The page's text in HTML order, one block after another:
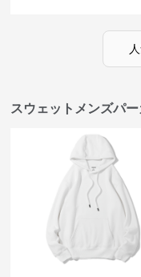
スウェットメンズパ